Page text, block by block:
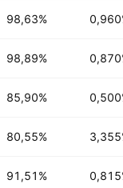
98,63%
98,89%
85,90%
80,55%
91,51%